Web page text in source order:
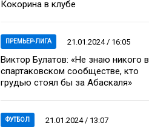
Кокорина в клубе
ПРЕМЬЕР-ЛИГА 21.01.2024 / 16:05
Виктор Булатов: «Не знаю никого в
спартаковском сообществе, кто
грудью стоял бы за Абаскаля»
ФУТБОЛ 21.01.2024 / 13:07